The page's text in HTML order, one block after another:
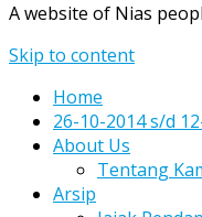
A website of Nias
Skip to content
Home
26-10-2014 s/d
About Us
Tentang
Arsip